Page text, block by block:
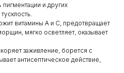
и других
витамины A и C, предотвращает
мягко осветляет, оказывает
заживление, борется с
антисептическое действие,